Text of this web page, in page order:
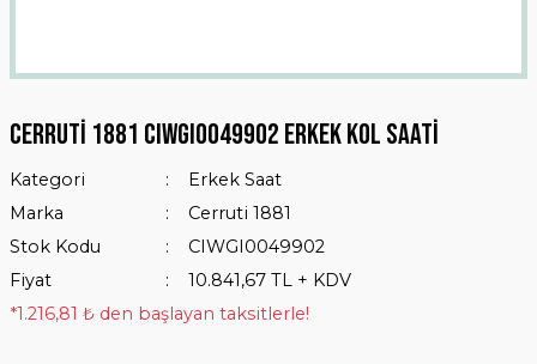
Cerruti 1881 CIWGI0049902 Erkek Kol Saati
Kategori
Erkek Saat
Marka
Cerruti 1881
Stok Kodu
CIWGI0049902
Fiyat
10.841,67 TL + KDV
*1.216,81 ₺ den başlayan taksitlerle!